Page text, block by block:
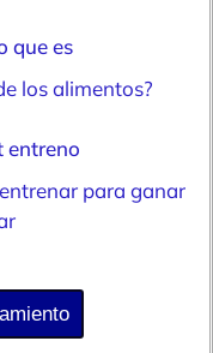
los alimentos?
para ganar